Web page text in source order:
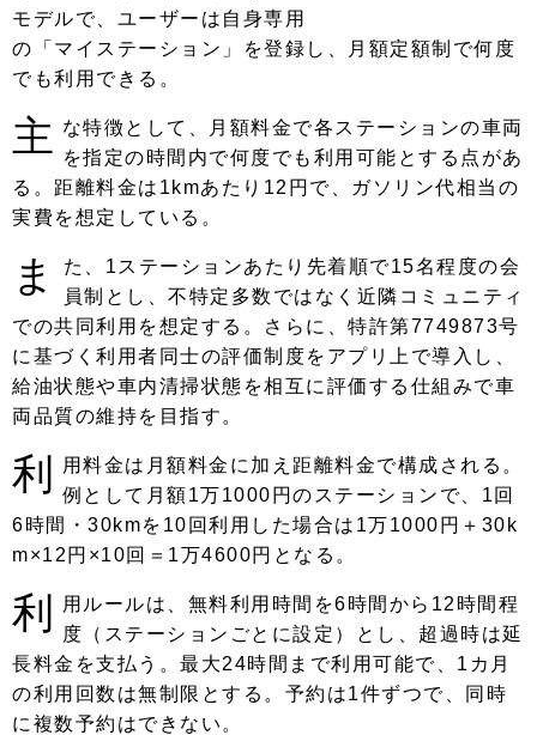
ェクト
インタビュー
イベント告知 イベントレポート
モデルで、ユーザーは自身専用
の「マイステーション」を登録し、月額定額制で何度
でも利用できる。
主
な特徴として、月額料金で各ステーションの車両
を指定の時間内で何度でも利用可能とする点があ
る。距離料金は1kmあたり12円で、ガソリン代相当の
実費を想定している。
ま
た、1ステーションあたり先着順で15名程度の会
員制とし、不特定多数ではなく近隣コミュニティ
での共同利用を想定する。さらに、特許第7749873号
に基づく利用者同士の評価制度をアプリ上で導入し、
給油状態や車内清掃状態を相互に評価する仕組みで車
両品質の維持を目指す。
利
用料金は月額料金に加え距離料金で構成される。
例として月額1万1000円のステーションで、1回
6時間・30kmを10回利用した場合は1万1000円＋30k
m×12円×10回＝1万4600円となる。
利
用ルールは、無料利用時間を6時間から12時間程
度（ステーションごとに設定）とし、超過時は延
長料金を支払う。最大24時間まで利用可能で、1カ月
の利用回数は無制限とする。予約は1件ずつで、同時
に複数予約はできない。